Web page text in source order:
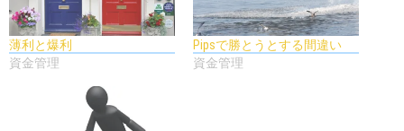
薄利と爆利
資金管理
Pipsで勝とうとする間違い
資金管理